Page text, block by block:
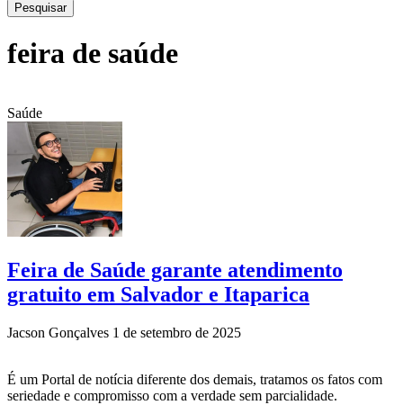
Pesquisar
feira de saúde
Saúde
Feira de Saúde garante atendimento
gratuito em Salvador e Itaparica
Jacson Gonçalves 1 de setembro de 2025
É um Portal de notícia diferente dos demais, tratamos os fatos com
seriedade e compromisso com a verdade sem parcialidade.